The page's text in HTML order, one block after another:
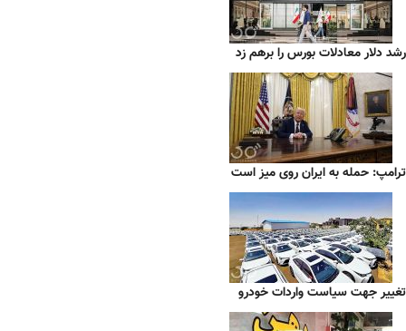
رشد دلار معادلات بورس را برهم زد
ترامپ: حمله به ایران روی میز است
تغییر جهت سیاست واردات خودرو